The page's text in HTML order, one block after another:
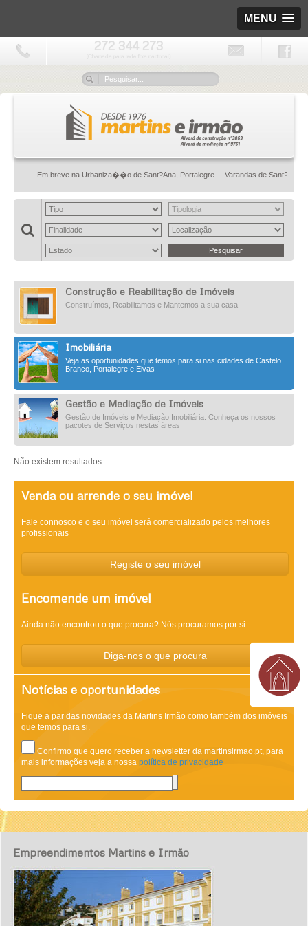
MENU
272 344 273
Em breve na Urbaniza��o de Sant?Ana, Portalegre.... Varandas de Sant?Ana:
Construção e Reabilitação de Imóveis
Construímos, Reabilitamos e Mantemos a sua casa
Imobiliária
Veja as oportunidades que temos para si nas cidades de Castelo
Branco, Portalegre e Elvas
Gestão e Mediação de Imóveis
Gestão de Imóveis e Mediação Imobiliária. Conheça os nossos
pacotes de Serviços nestas áreas
Não existem resultados
Venda ou arrende o seu imóvel
Fale connosco e o seu imóvel será comercializado pelos melhores
profissionais
Registe o seu imóvel
Encomende um imóvel
Ainda não encontrou o que procura? Nós procuramos por si
Diga-nos o que procura
Notícias e oportunidades
Fique a par das novidades da Martins Irmão como também dos imóveis
que temos para si.
Confirmo que quero receber a newsletter da martinsirmao.pt, para
mais informações veja a nossa política de privacidade
Empreendimentos Martins e Irmão